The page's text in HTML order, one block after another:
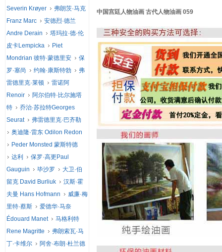
中国宫廷人物油画 古代人物油画 059
Severin Krøyer
弗朗茨·马克
Franz Marc
安德烈·德兰
Andre Derain
塔玛拉·德·伦
皮卡Lempicka
Piet
Mondrian 彼特·蒙德里安
保
罗·塞尚
约翰·康斯特勃
弗
雷德里克·莱顿
雷诺阿
Renoir
阿尔伯特·比尔施塔
特
乔治·苏拉特Georges
Seurat
弗雷德里克·巴齐勒
奥迪隆·雷东 Odilon Redon
Peder Monsted 蒙斯特德
达利
保罗·高更Paul
Gauguin
毕沙罗
大卫·伯
留克 David Burliuk
汉斯·霍
夫曼 Hans Hofmann
威廉·梅
里特·蔡斯
爱德华·马奈
Édouard Manet
马格利特
Rene Magritte
弗朗索瓦·马
丁·卡维尔
阿舍·布朗·杜兰德